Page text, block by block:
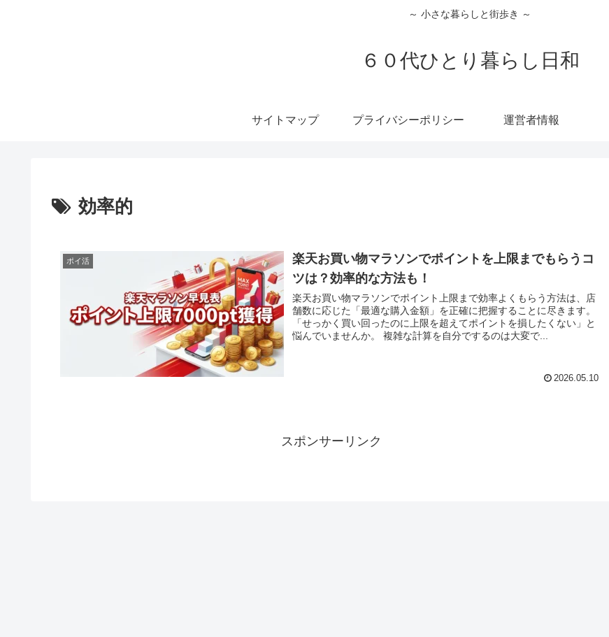
～ 小さな暮らしと街歩き ～
６０代ひとり暮らし日和
サイトマップ プライバシーポリシー 運営者情報
効率的
ポイ活
楽天お買い物マラソンでポイントを上限までもらうコ
ツは？効率的な方法も！
楽天お買い物マラソンでポイント上限まで効率よくもらう方法は、店
舗数に応じた「最適な購入金額」を正確に把握することに尽きます。
「せっかく買い回ったのに上限を超えてポイントを損したくない」と
悩んでいませんか。 複雑な計算を自分でするのは大変で...
2026.05.10
スポンサーリンク